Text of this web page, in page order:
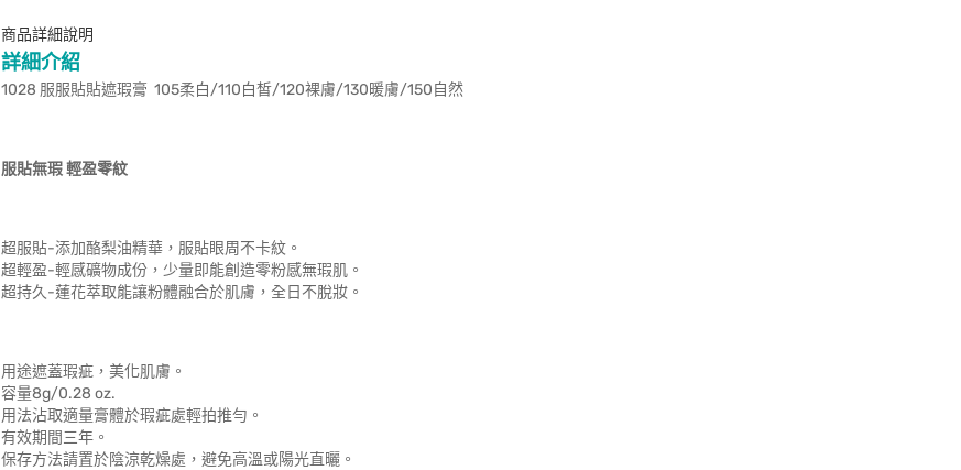
商品詳細說明
詳細介紹
1028 服服貼貼遮瑕膏 105柔白/110白皙/120裸膚/130暖膚/150自然
服貼無瑕 輕盈零紋
超服貼-添加酪梨油精華，服貼眼周不卡紋。
超輕盈-輕感礦物成份，少量即能創造零粉感無瑕肌。
超持久-蓮花萃取能讓粉體融合於肌膚，全日不脫妝。
用途遮蓋瑕疵，美化肌膚。
容量8g/0.28 oz.
用法沾取適量膏體於瑕疵處輕拍推勻。
有效期間三年。
保存方法請置於陰涼乾燥處，避免高溫或陽光直曬。